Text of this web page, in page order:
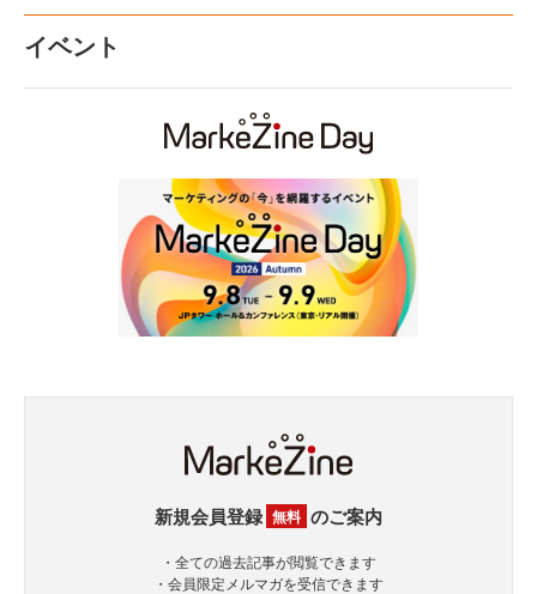
イベント
新規会員登録 無料 のご案内
・全ての過去記事が閲覧できます
・会員限定メルマガを受信できます